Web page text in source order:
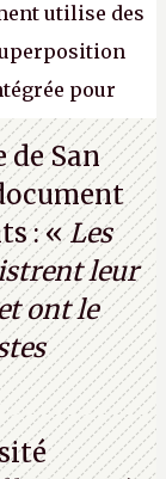
utilise des
pour
entre des
rien ? C’est
de San
: «Les
leur
ont le